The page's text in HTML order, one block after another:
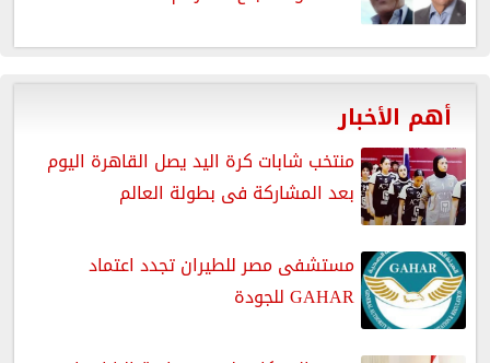
أهم الأخبار
منتخب شابات كرة اليد يصل القاهرة اليوم
بعد المشاركة فى بطولة العالم
مستشفى مصر للطيران تجدد اعتماد
GAHAR للجودة